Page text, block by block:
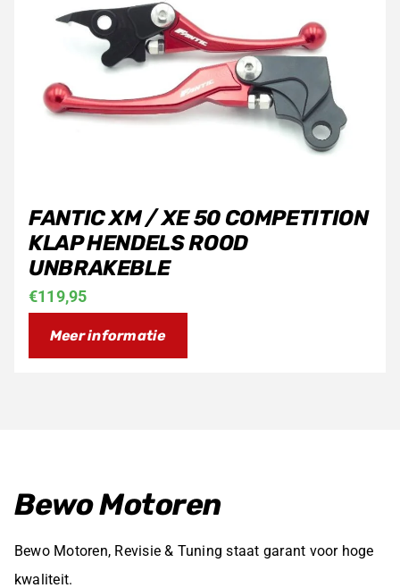
€119,95
FANTIC XM / XE 50 COMPETITION
KLAP HENDELS ROOD
UNBRAKEBLE
Meer informatie
Bewo Motoren
Bewo Motoren, Revisie & Tuning staat garant voor hoge
kwaliteit.